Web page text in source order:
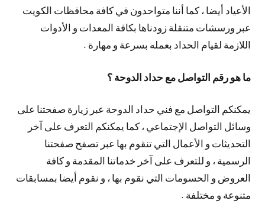
الأعياد أيضا ، كما أننا متواحدون في كافة محافظات الكويت
عبر ورسشات متنقلة زودناها بكافة المعدات و الأدوات
اللازمة لقيام الحداد بعمله بسرعة و مهارة .
ما هو رقم التواصل مع حداد الدوحة ؟
يمكنكم التواصل مع فني حداد الدوحة عبر زيارة صفحتنا على
وسائل التواصل الإجتماعي ، كما يمكنكم التعرف على آخر
التحديثات و الأعمال التي تنقوم بها عبر تصفح صفحتنا
الرسمية ، و للتعرف على آخر خدماتنا المقدمة و كافة
العروض و الحسومات التي نقوم بها ، و نقوم أيضا بمسابقات
متنوعة و مختلفة .